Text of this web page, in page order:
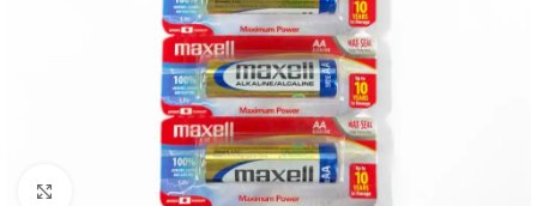
Haz clic para ampliar